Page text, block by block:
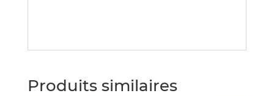
Produits similaires